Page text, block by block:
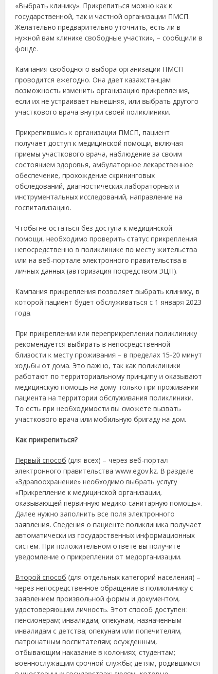
«Выбрать клинику». Прикрепиться можно как к
государственной, так и частной организации ПМСП.
Желательно предварительно уточнить, есть ли в
нужной вам клинике свободные участки», – сообщили в
фонде.
Кампания свободного выбора организации ПМСП
проводится ежегодно. Она дает казахстанцам
возможность изменить организацию прикрепления,
если их не устраивает нынешняя, или выбрать другого
участкового врача внутри своей поликлиники.
Прикрепившись к организации ПМСП, пациент
получает доступ к медицинской помощи, включая
приемы участкового врача, наблюдение за своим
состоянием здоровья, амбулаторное лекарственное
обеспечение, прохождение скрининговых
обследований, диагностических лабораторных и
инструментальных исследований, направление на
госпитализацию.
Чтобы не остаться без доступа к медицинской
помощи, необходимо проверить статус прикрепления
непосредственно в поликлинике по месту жительства
или на веб-портале электронного правительства в
личных данных (авторизация посредством ЭЦП).
Кампания прикрепления позволяет выбрать клинику, в
которой пациент будет обслуживаться с 1 января 2023
года.
При прикреплении или переприкреплении поликлинику
рекомендуется выбирать в непосредственной
близости к месту проживания – в пределах 15-20 минут
ходьбы от дома. Это важно, так как поликлиники
работают по территориальному принципу и оказывают
медицинскую помощь на дому только при проживании
пациента на территории обслуживания поликлиники.
То есть при необходимости вы сможете вызвать
участкового врача или мобильную бригаду на дом.
Как прикрепиться?
Первый способ (для всех) – через веб-портал
электронного правительства www.egov.kz. В разделе
«Здравоохранение» необходимо выбрать услугу
«Прикрепление к медицинской организации,
оказывающей первичную медико-санитарную помощь».
Далее нужно заполнить все поля электронного
заявления. Сведения о пациенте поликлиника получает
автоматически из государственных информационных
систем. При положительном ответе вы получите
уведомление о прикреплении от медорганизации.
Второй способ (для отдельных категорий населения) –
через непосредственное обращение в поликлинику с
заявлением произвольной формы и документом,
удостоверяющим личность. Этот способ доступен:
пенсионерам; инвалидам; опекунам, назначенным
инвалидам с детства; опекунам или попечителям,
патронатным воспитателям; осужденным,
отбывающим наказание в колониях; студентам;
военнослужащим срочной службы; детям, родившимся